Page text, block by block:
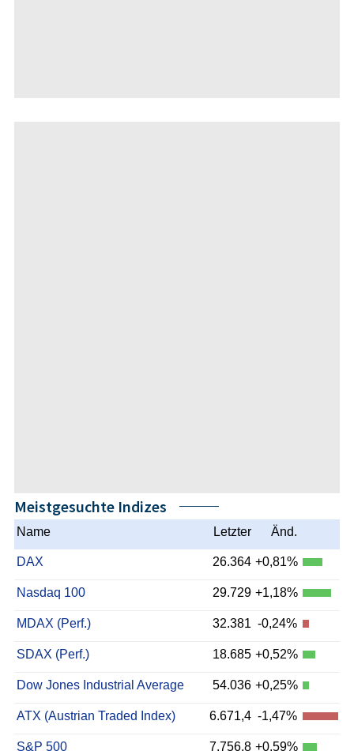
Meistgesuchte Indizes
Name Letzter Änd.
DAX 26.364 +0,81%
Nasdaq 100 29.729 +1,18%
MDAX (Perf.) 32.381 -0,24%
SDAX (Perf.) 18.685 +0,52%
Dow Jones Industrial Average 54.036 +0,25%
ATX (Austrian Traded Index) 6.671,4 -1,47%
S&P 500 7.756,8 +0,59%